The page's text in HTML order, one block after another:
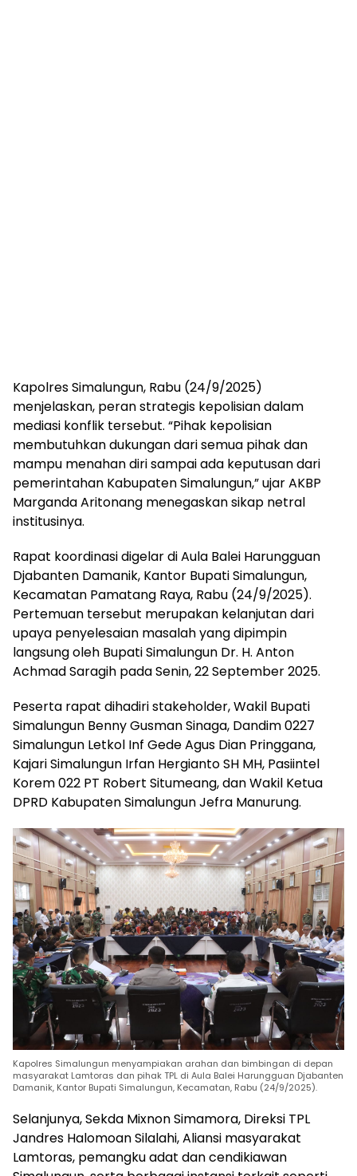
Kapolres Simalungun, Rabu (24/9/2025)
menjelaskan, peran strategis kepolisian dalam
mediasi konflik tersebut. “Pihak kepolisian
membutuhkan dukungan dari semua pihak dan
mampu menahan diri sampai ada keputusan dari
pemerintahan Kabupaten Simalungun,” ujar AKBP
Marganda Aritonang menegaskan sikap netral
institusinya.
Rapat koordinasi digelar di Aula Balei Harungguan
Djabanten Damanik, Kantor Bupati Simalungun,
Kecamatan Pamatang Raya, Rabu (24/9/2025).
Pertemuan tersebut merupakan kelanjutan dari
upaya penyelesaian masalah yang dipimpin
langsung oleh Bupati Simalungun Dr. H. Anton
Achmad Saragih pada Senin, 22 September 2025.
Peserta rapat dihadiri stakeholder, Wakil Bupati
Simalungun Benny Gusman Sinaga, Dandim 0227
Simalungun Letkol Inf Gede Agus Dian Pringgana,
Kajari Simalungun Irfan Hergianto SH MH, Pasiintel
Korem 022 PT Robert Situmeang, dan Wakil Ketua
DPRD Kabupaten Simalungun Jefra Manurung.
Kapolres Simalungun menyampiakan arahan dan bimbingan di depan
masyarakat Lamtoras dan pihak TPL di Aula Balei Harungguan Djabanten
Damanik, Kantor Bupati Simalungun, Kecamatan, Rabu (24/9/2025).
Selanjunya, Sekda Mixnon Simamora, Direksi TPL
Jandres Halomoan Silalahi, Aliansi masyarakat
Lamtoras, pemangku adat dan cendikiawan